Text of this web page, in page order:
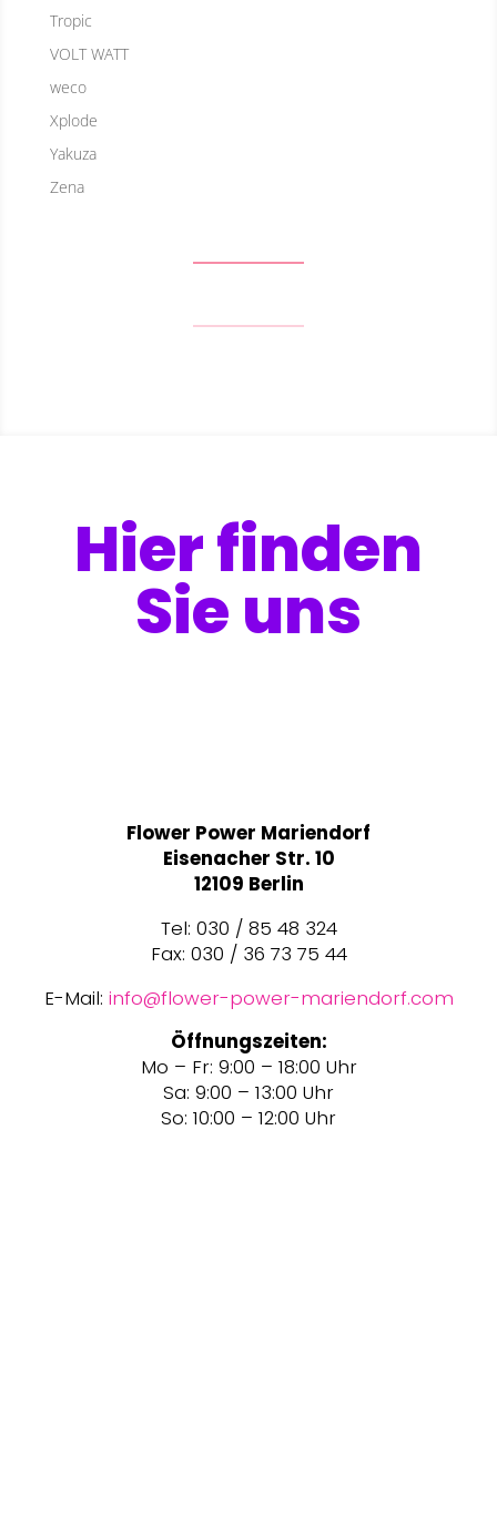
Tropic
VOLT WATT
weco
Xplode
Yakuza
Zena
Hier finden
Sie uns
Flower Power Mariendorf
Eisenacher Str. 10
12109 Berlin
Tel: 030 / 85 48 324
Fax: 030 / 36 73 75 44
E-Mail: info@flower-power-mariendorf.com
Öffnungszeiten:
Mo – Fr: 9:00 – 18:00 Uhr
Sa: 9:00 – 13:00 Uhr
So: 10:00 – 12:00 Uhr